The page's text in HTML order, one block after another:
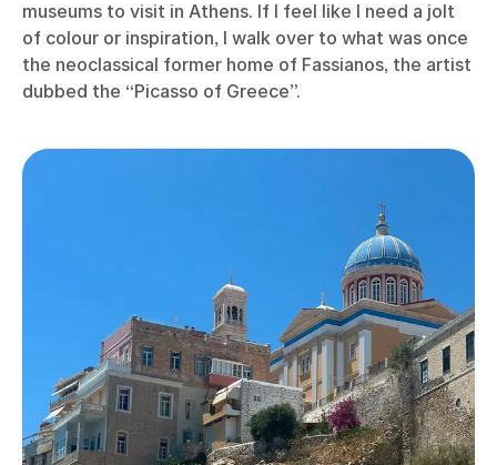
museums to visit in Athens. If I feel like I need a jolt
of colour or inspiration, I walk over to what was once
the neoclassical former home of Fassianos, the artist
dubbed the “Picasso of Greece”.